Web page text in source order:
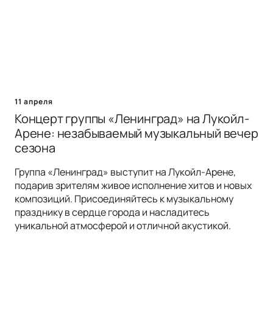
11 апреля
Концерт группы «Ленинград» на Лукойл-
Арене: незабываемый музыкальный вечер
сезона
Группа «Ленинград» выступит на Лукойл-Арене,
подарив зрителям живое исполнение хитов и новых
композиций. Присоединяйтесь к музыкальному
празднику в сердце города и насладитесь
уникальной атмосферой и отличной акустикой.